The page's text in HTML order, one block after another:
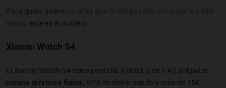
Para quien quiere un reloj que lo tenga todo sin rozar los 300
euros,
este es el modelo.
Xiaomi Watch S4
El Xiaomi Watch S4 tiene pantalla AMOLED de 1,43 pulgadas,
corona giratoria física, GPS de doble banda y más de 150